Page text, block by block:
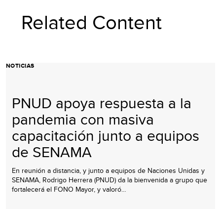
Related Content
NOTICIAS
PNUD apoya respuesta a la
pandemia con masiva
capacitación junto a equipos
de SENAMA
En reunión a distancia, y junto a equipos de Naciones Unidas y
SENAMA, Rodrigo Herrera (PNUD) da la bienvenida a grupo que
fortalecerá el FONO Mayor, y valoró…